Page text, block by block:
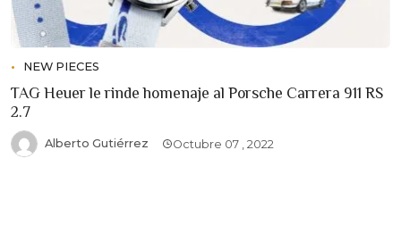
NEW PIECES
TAG Heuer le rinde homenaje al Porsche Carrera 911 RS
2.7
Alberto Gutiérrez Octubre 07 , 2022